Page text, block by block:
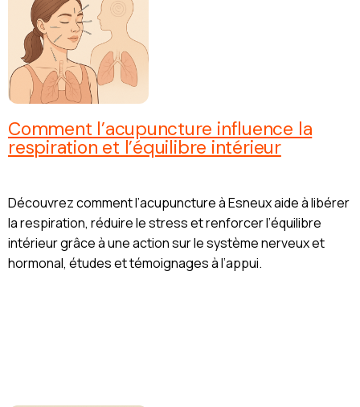
Comment l’acupuncture influence la
respiration et l’équilibre intérieur
Découvrez comment l’acupuncture à Esneux aide à libérer
la respiration, réduire le stress et renforcer l’équilibre
intérieur grâce à une action sur le système nerveux et
hormonal, études et témoignages à l’appui.